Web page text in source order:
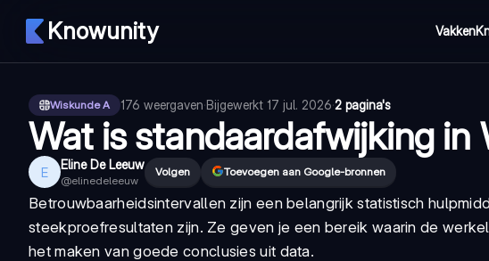
Knowunity Vakken
Wiskunde A 176 weergaven·Bijgewerkt 17 jul. 2026·2 pagina's
Wat is standaardafwijking in
E Eline De Leeuw
@elinedeleeuw
Volgen Toevoegen aan Google-bronnen
Betrouwbaarheidsintervallen zijn een belangrijk statistisch
steekproefresultaten zijn. Ze geven je een bereik waarin de
het maken van goede conclusies uit data.